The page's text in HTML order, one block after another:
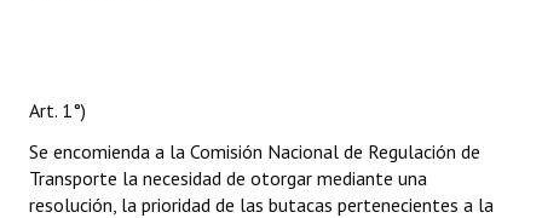
Art. 1°)
Se encomienda a la Comisión Nacional de Regulación de
Transporte la necesidad de otorgar mediante una
resolución, la prioridad de las butacas pertenecientes a la